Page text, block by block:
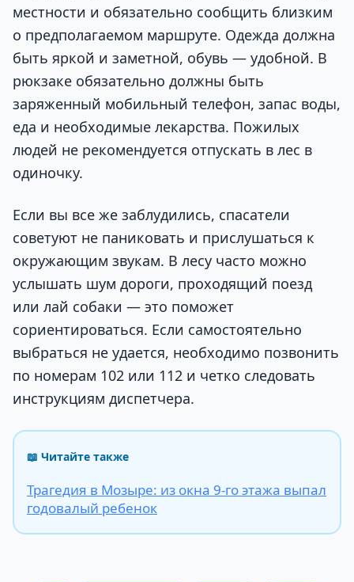
местности и обязательно сообщить близким
о предполагаемом маршруте. Одежда должна
быть яркой и заметной, обувь — удобной. В
рюкзаке обязательно должны быть
заряженный мобильный телефон, запас воды,
еда и необходимые лекарства. Пожилых
людей не рекомендуется отпускать в лес в
одиночку.
Если вы все же заблудились, спасатели
советуют не паниковать и прислушаться к
окружающим звукам. В лесу часто можно
услышать шум дороги, проходящий поезд
или лай собаки — это поможет
сориентироваться. Если самостоятельно
выбраться не удается, необходимо позвонить
по номерам 102 или 112 и четко следовать
инструкциям диспетчера.
📖 Читайте также
Трагедия в Мозыре: из окна 9-го этажа выпал
годовалый ребенок